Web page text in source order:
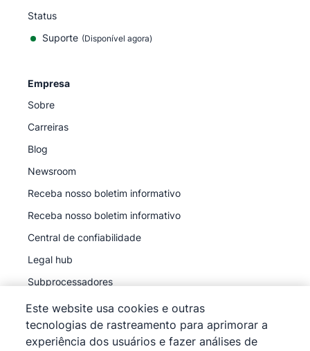
Status
Suporte (Disponível agora)
Empresa
Sobre
Carreiras
Blog
Newsroom
Receba nosso boletim informativo
Receba nosso boletim informativo
Central de confiabilidade
Legal hub
Subprocessadores
Este website usa cookies e outras
tecnologias de rastreamento para aprimorar a
experiência dos usuários e fazer análises de